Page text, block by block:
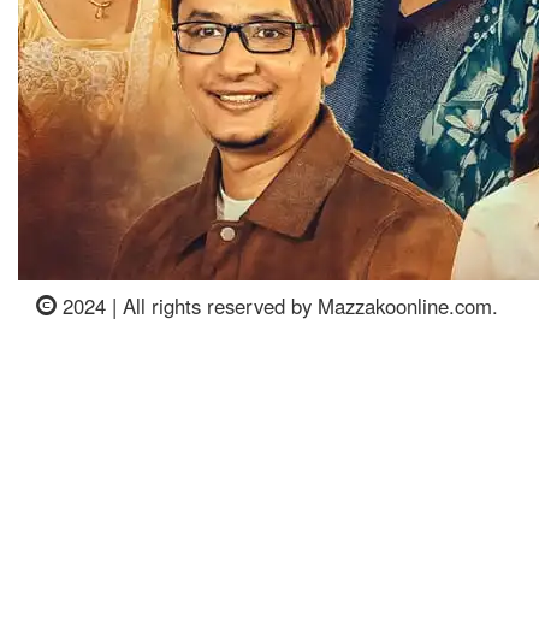
2024 | All rights reserved by Mazzakoonline.com.